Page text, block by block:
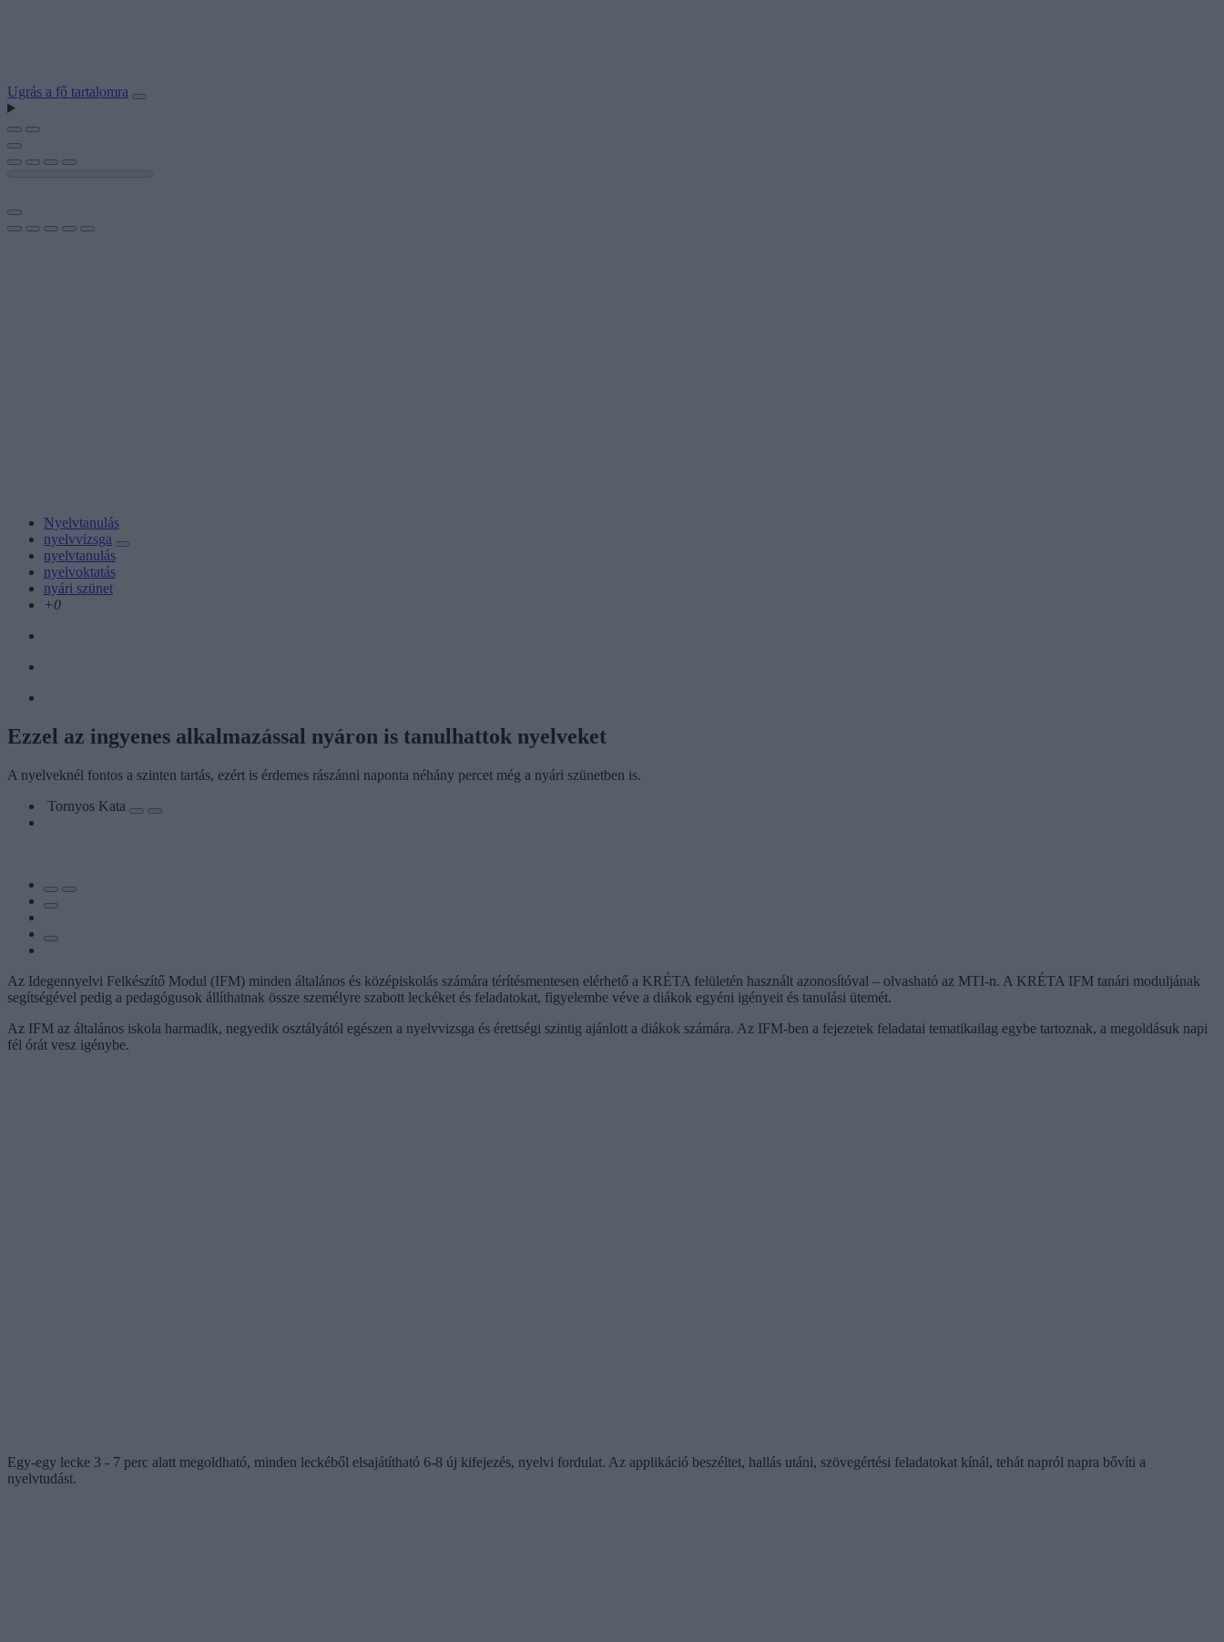
Ugrás a fő tartalomra
Nyelvtanulás
nyelvvizsga
nyelvtanulás
nyelvoktatás
nyári szünet
+0
Ezzel az ingyenes alkalmazással nyáron is tanulhattok nyelveket
A nyelveknél fontos a szinten tartás, ezért is érdemes rászánni naponta néhány percet még a nyári szünetben is.
Tornyos Kata
Az Idegennyelvi Felkészítő Modul (IFM) minden általános és középiskolás számára térítésmentesen elérhető a KRÉTA felületén használt azonosítóval – olvasható az MTI-n. A KRÉTA IFM tanári moduljának
segítségével pedig a pedagógusok állíthatnak össze személyre szabott leckéket és feladatokat, figyelembe véve a diákok egyéni igényeit és tanulási ütemét.
Az IFM az általános iskola harmadik, negyedik osztályától egészen a nyelvvizsga és érettségi szintig ajánlott a diákok számára. Az IFM-ben a fejezetek feladatai tematikailag egybe tartoznak, a megoldásuk napi
fél órát vesz igénybe.
Egy-egy lecke 3 - 7 perc alatt megoldható, minden leckéből elsajátítható 6-8 új kifejezés, nyelvi fordulat. Az applikáció beszéltet, hallás utáni, szövegértési feladatokat kínál, tehát napról napra bővíti a
nyelvtudást.